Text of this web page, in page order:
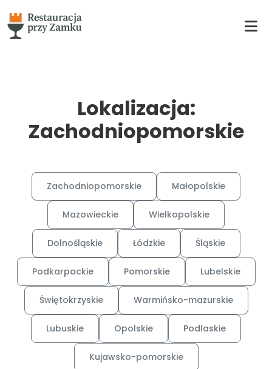
Lokalizacja:
Zachodniopomorskie
Zachodniopomorskie Małopolskie
Mazowieckie Wielkopolskie
Dolnośląskie Łódzkie Śląskie
Podkarpackie Pomorskie Lubelskie
Świętokrzyskie Warmińsko-mazurskie
Lubuskie Opolskie Podlaskie
Kujawsko-pomorskie